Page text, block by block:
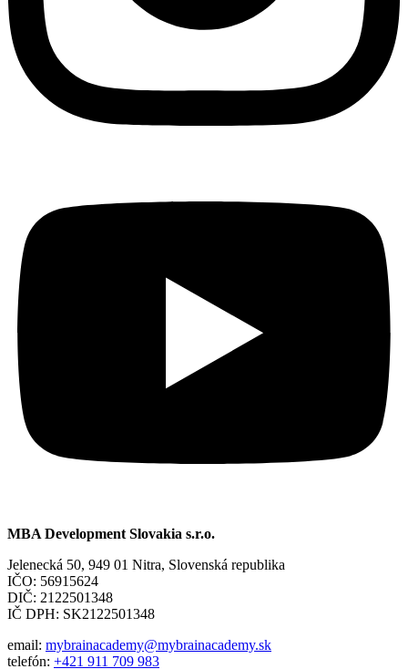
MBA Development Slovakia s.r.o.
Jelenecká 50, 949 01 Nitra, Slovenská republika
IČO: 56915624
DIČ: 2122501348
IČ DPH: SK2122501348
email: mybrainacademy@mybrainacademy.sk
telefón: +421 911 709 983